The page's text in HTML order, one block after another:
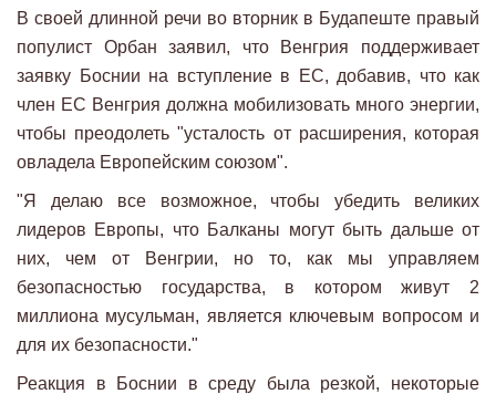
В своей длинной речи во вторник в Будапеште правый
популист Орбан заявил, что Венгрия поддерживает
заявку Боснии на вступление в ЕС, добавив, что как
член ЕС Венгрия должна мобилизовать много энергии,
чтобы преодолеть "усталость от расширения, которая
овладела Европейским союзом".
"Я делаю все возможное, чтобы убедить великих
лидеров Европы, что Балканы могут быть дальше от
них, чем от Венгрии, но то, как мы управляем
безопасностью государства, в котором живут 2
миллиона мусульман, является ключевым вопросом и
для их безопасности."
Реакция в Боснии в среду была резкой, некоторые